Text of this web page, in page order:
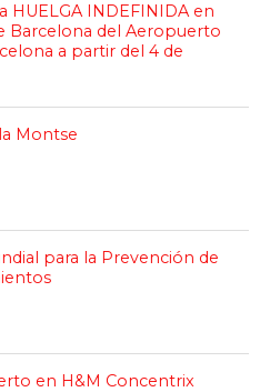
HUELGA INDEFINIDA en
Barcelona del Aeropuerto
a partir del 4 de
Montse
para la Prevención de
en H&M Concentrix